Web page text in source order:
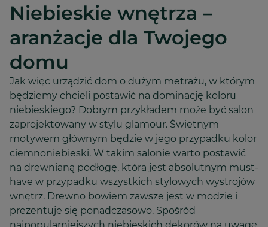
Niebieskie wnętrza –
aranżacje dla Twojego
domu
Jak więc urządzić dom o dużym metrażu, w którym
będziemy chcieli postawić na dominację koloru
niebieskiego? Dobrym przykładem może być salon
zaprojektowany w stylu glamour. Świetnym
motywem głównym będzie w jego przypadku kolor
ciemnoniebieski. W takim salonie warto postawić
na drewnianą podłogę, która jest absolutnym must-
have w przypadku wszystkich stylowych wystrojów
wnętrz. Drewno bowiem zawsze jest w modzie i
prezentuje się ponadczasowo. Spośród
najpopularniejszych niebieskich dekorów na uwagę